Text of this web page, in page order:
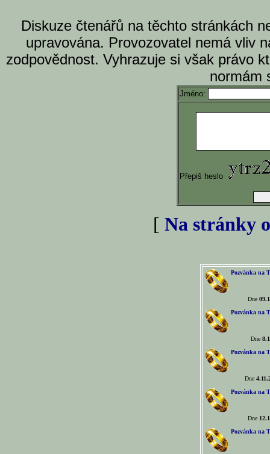
Diskuze čtenářů na těchto stránkách
upravována. Provozovatel nemá vliv
zodpovědnost. Vyhrazuje si však právo
normám
Jméno:
Přepiš heslo
[ Na stránky
Pozvánka na
Dne
Pozvánka na
Dne
Pozvánka na
Dne
Pozvánka na
Dne
Pozvánka na